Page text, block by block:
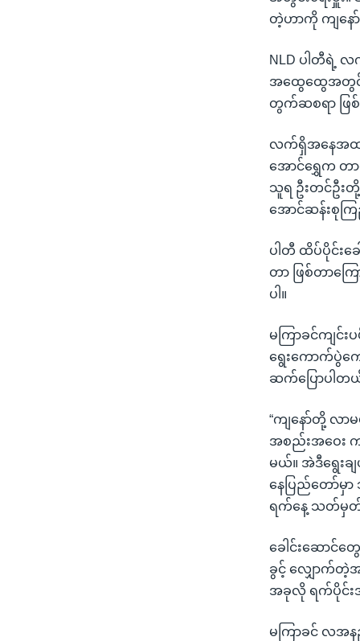
တဲ့ဟာကို ကျနေ
NLD ပါတီရဲ့
အထွေထွေအတွင်း
တွက်ဆစရာ ဖြစ်
လက်ရှိအနေအထာ
အောင်ရွှေက တာ
သူရ ဦးတင်ဦး
အောင်ဆန်းစုက
ပါတီ ထိပ်ပိုင်း
တာ ဖြစ်တာက
ပါ။
မကြာခင်ကျင်
ရွေးကောက်ပွဲက
ဆက်ပြောပါတ
“ကျနော်တို့ လာ
အစည်းအဝေး က
မယ်။ အဲဒီရွေး
နေပြည်တော်မှ
ရက်နေ့ သတ်မှတ်
ခေါင်းဆော
ခွင့် လျှောက်တဲ့
အခုလို ရက်ပိုင်းအ
မကြာခင် လအ